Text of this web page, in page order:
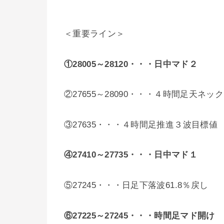
＜重要ライン＞
①28005～28120・・・ 日中マド２
②27655～28090・・・４時間足天ネッ
③27635・・・４時間足推進３波目標値
④27410～27735・・・ 日中マド１
⑤27245・・・日足下落波61.8％戻し
⑥27225～27245・・・時間足マド開け